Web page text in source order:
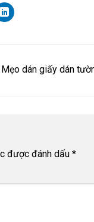
Mẹo dán giấy dán
được đánh dấu*